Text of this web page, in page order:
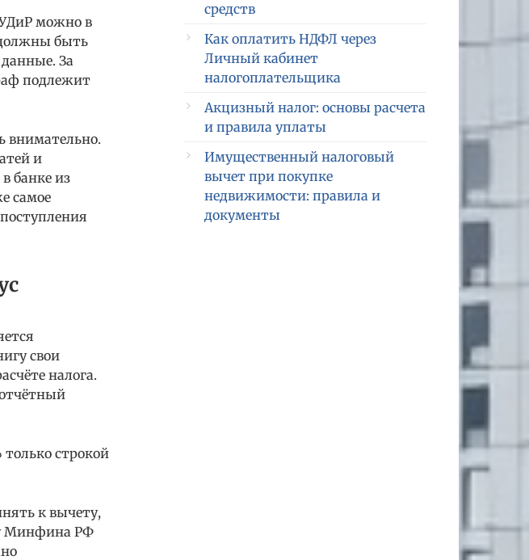
можно в
быть
За
подлежит
внимательно.
и
банке из
самое
свои
налога.
строкой
к вычету,
Минфина РФ
средств
Как оплатить НДФЛ через
Личный кабинет
налогоплательщика
Акцизный налог: основы расчета
и правила уплаты
Имущественный налоговый
вычет при покупке
недвижимости: правила и
документы